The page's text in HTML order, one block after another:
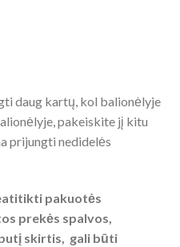
daug kartų, kol balionėlyje
pakeiskite jį kitu
prijungti nedidelės
pakuotės
prekės spalvos,
skirtis, gali būti